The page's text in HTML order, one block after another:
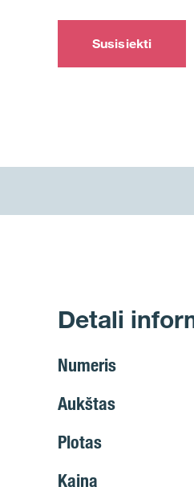
Susisiekti
Detali
Numeris
Aukštas
Plotas
Kaina